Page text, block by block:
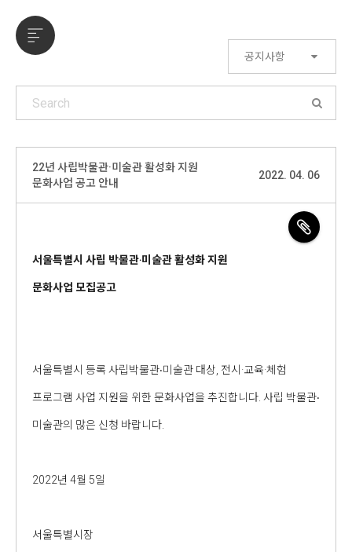
공지사항
22년 사립박물관·미술관 활성화 지원
문화사업 공고 안내
2022. 04. 06
서울특별시 사립 박물관‧미술관 활성화 지원
문화사업 모집공고
서울특별시 등록 사립박물관‧미술관 대상, 전시·교육·체험
프로그램 사업 지원을 위한 문화사업을 추진합니다. 사립 박물관‧
미술관의 많은 신청 바랍니다.
2022년 4월 5일
서울특별시장